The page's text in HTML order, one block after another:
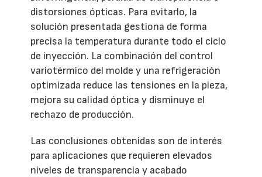
distorsiones ópticas. Para evitarlo, la
solución presentada gestiona de forma
precisa la temperatura durante todo el ciclo
de inyección. La combinación del control
variotérmico del molde y una refrigeración
optimizada reduce las tensiones en la pieza,
mejora su calidad óptica y disminuye el
rechazo de producción.
Las conclusiones obtenidas son de interés
para aplicaciones que requieren elevados
niveles de transparencia y acabado